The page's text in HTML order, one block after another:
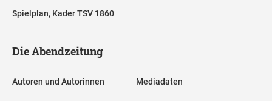
Spielplan, Kader TSV 1860
Die Abendzeitung
Autoren und Autorinnen Mediadaten